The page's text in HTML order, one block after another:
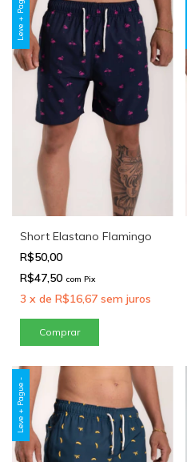
Leve + Pague -
Short Elastano Flamingo
R$50,00
R$47,50 com Pix
3 x de R$16,67 sem juros
Comprar
Leve + Pague -